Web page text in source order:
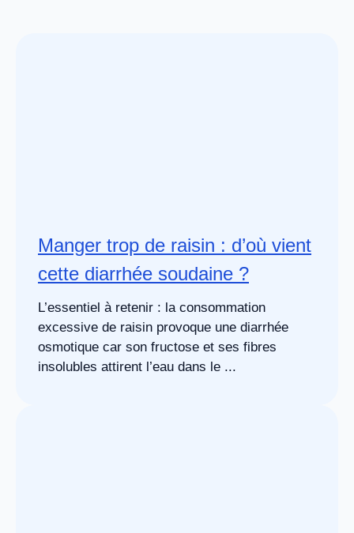
Manger trop de raisin : d’où vient
cette diarrhée soudaine ?
L’essentiel à retenir : la consommation
excessive de raisin provoque une diarrhée
osmotique car son fructose et ses fibres
insolubles attirent l’eau dans le ...